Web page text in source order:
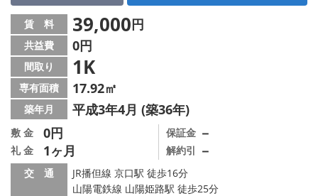
メールでお問い合わせ
賃 料 39,000円
共益費 0円
間取り 1K
専有面積 17.92㎡
築年月 平成3年4月 (築36年)
敷 金 0円
礼 金 1ヶ月
保証金 －
解約引 －
交 通
JR播但線 京口駅 徒歩16分
山陽電鉄線 山陽姫路駅 徒歩25分